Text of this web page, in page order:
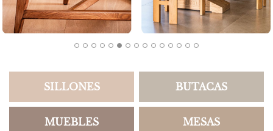
SILLONES BUTACAS
MUEBLES MESAS